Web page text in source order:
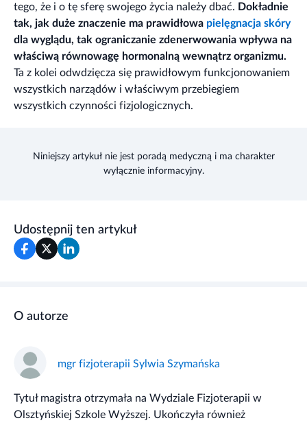
tego, że i o tę sferę swojego życia należy dbać. Dokładnie
tak, jak duże znaczenie ma prawidłowa pielęgnacja skóry
dla wyglądu, tak ograniczanie zdenerwowania wpływa na
właściwą równowagę hormonalną wewnątrz organizmu.
Ta z kolei odwdzięcza się prawidłowym funkcjonowaniem
wszystkich narządów i właściwym przebiegiem
wszystkich czynności fizjologicznych.
Niniejszy artykuł nie jest poradą medyczną i ma charakter
wyłącznie informacyjny.
Udostępnij ten artykuł
O autorze
mgr fizjoterapii Sylwia Szymańska
Tytuł magistra otrzymała na Wydziale Fizjoterapii w
Olsztyńskiej Szkole Wyższej. Ukończyła również